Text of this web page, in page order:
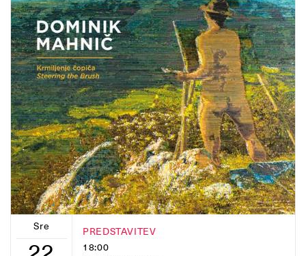
Sre
PREDSTAVITEV
18:00